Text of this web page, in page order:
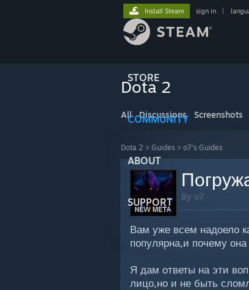
STORE
COMMUNITY
ABOUT
SUPPORT
Install Steam sign in
Dota 2
All Discussions Screenshots
Dota 2 > Guides > o7's Guides
By o7
Вам уже всем надоело
популярна,и почему
Я дам ответы на эти
лицо,но и не быть